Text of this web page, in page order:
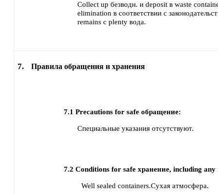
Collect up безводн. и deposit в waste
elimination в соответствии с
remains с plenty вода.
7. Правила обращения и хранения
7.1 Precautions for safe обращение:
Специальные указания отсутствуют.
7.2 Conditions for safe хранение, including
Well sealed containers.Сухая атмосфера.